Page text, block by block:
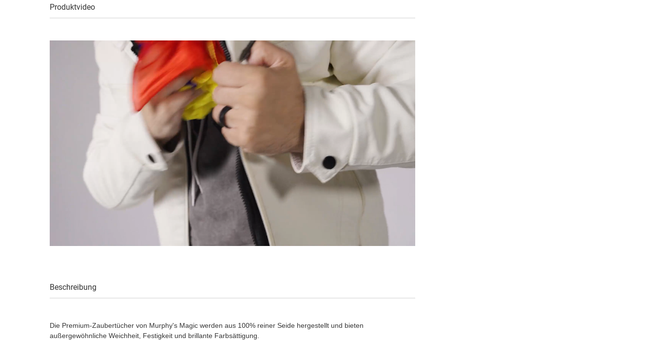
Produktvideo
Beschreibung
Die Premium-Zaubertücher von Murphy's Magic werden aus 100% reiner Seide hergestellt und bieten
außergewöhnliche Weichheit, Festigkeit und brillante Farbsättigung.